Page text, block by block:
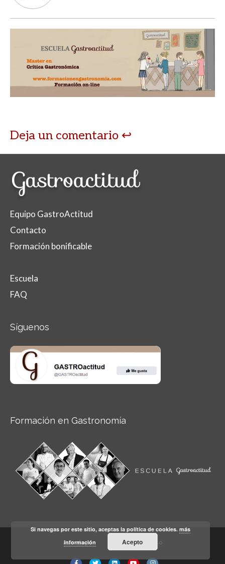
Deja un comentario
Equipo GastroActitud
Contacto
Formación bonificable
Escuela
FAQ
Síguenos
Formación en Gastronomía
Aviso legal Condiciones de Uso
Si navegas por este sitio, aceptas la política de cookies.más
información
Acepto